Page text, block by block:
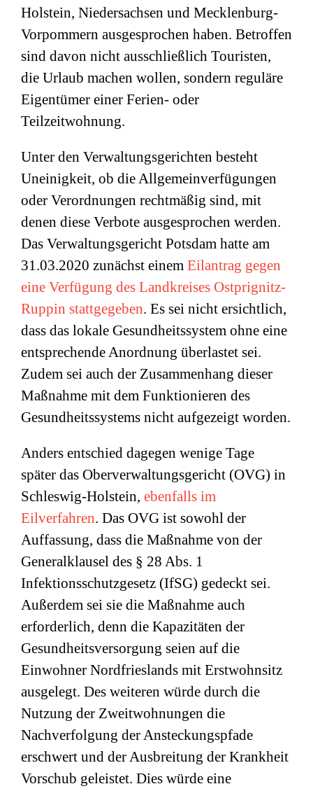
Holstein, Niedersachsen und Mecklenburg-
Vorpommern ausgesprochen haben. Betroffen
sind davon nicht ausschließlich Touristen,
die Urlaub machen wollen, sondern reguläre
Eigentümer einer Ferien- oder
Teilzeitwohnung.
Unter den Verwaltungsgerichten besteht
Uneinigkeit, ob die Allgemeinverfügungen
oder Verordnungen rechtmäßig sind, mit
denen diese Verbote ausgesprochen werden.
Das Verwaltungsgericht Potsdam hatte am
31.03.2020 zunächst einem Eilantrag gegen
eine Verfügung des Landkreises Ostprignitz-
Ruppin stattgegeben. Es sei nicht ersichtlich,
dass das lokale Gesundheitssystem ohne eine
entsprechende Anordnung überlastet sei.
Zudem sei auch der Zusammenhang dieser
Maßnahme mit dem Funktionieren des
Gesundheitssystems nicht aufgezeigt worden.
Anders entschied dagegen wenige Tage
später das Oberverwaltungsgericht (OVG) in
Schleswig-Holstein, ebenfalls im
Eilverfahren. Das OVG ist sowohl der
Auffassung, dass die Maßnahme von der
Generalklausel des § 28 Abs. 1
Infektionsschutzgesetz (IfSG) gedeckt sei.
Außerdem sei sie die Maßnahme auch
erforderlich, denn die Kapazitäten der
Gesundheitsversorgung seien auf die
Einwohner Nordfrieslands mit Erstwohnsitz
ausgelegt. Des weiteren würde durch die
Nutzung der Zweitwohnungen die
Nachverfolgung der Ansteckungspfade
erschwert und der Ausbreitung der Krankheit
Vorschub geleistet. Dies würde eine